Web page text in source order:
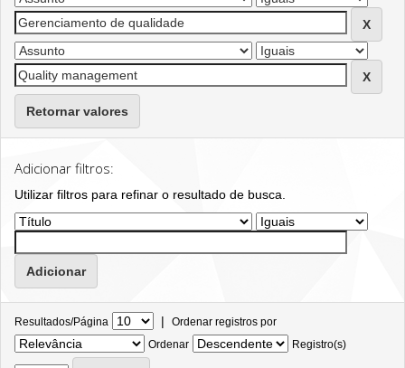
Retornar valores
Adicionar filtros:
Utilizar filtros para refinar o resultado de busca.
Resultados/Página | Ordenar registros por
Ordenar
Registro(s)